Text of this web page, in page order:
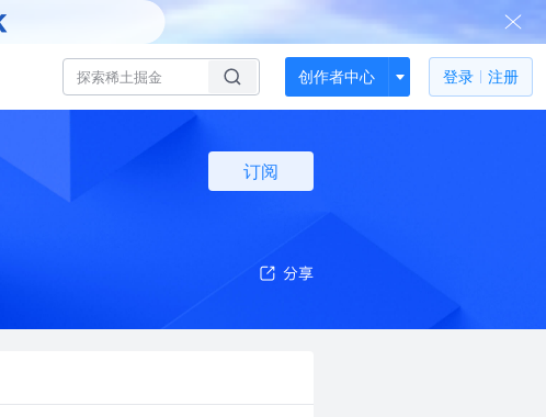
创作者中心 登录 注册
订阅